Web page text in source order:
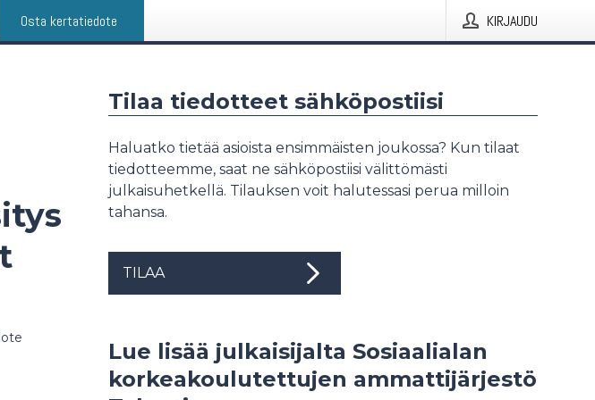
Osta kertatiedote KIRJAUDU
Tilaa tiedotteet sähköpostiisi
Haluatko tietää asioista ensimmäisten joukossa? Kun tilaat
tiedotteemme, saat ne sähköpostiisi välittömästi
julkaisuhetkellä. Tilauksen voit halutessasi perua milloin
tahansa.
TILAA
Lue lisää julkaisijalta Sosiaalialan
korkeakoulutettujen ammattijärjestö